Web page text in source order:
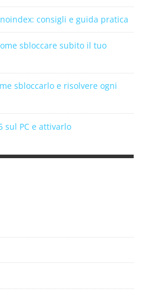
noindex: consigli e guida pratica
sbloccare subito il tuo
sbloccarlo e risolvere ogni
sul PC e attivarlo